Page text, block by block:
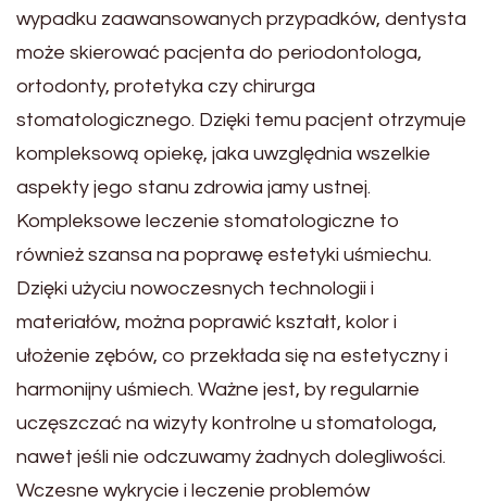
wypadku zaawansowanych przypadków, dentysta
może skierować pacjenta do periodontologa,
ortodonty, protetyka czy chirurga
stomatologicznego. Dzięki temu pacjent otrzymuje
kompleksową opiekę, jaka uwzględnia wszelkie
aspekty jego stanu zdrowia jamy ustnej.
Kompleksowe leczenie stomatologiczne to
również szansa na poprawę estetyki uśmiechu.
Dzięki użyciu nowoczesnych technologii i
materiałów, można poprawić kształt, kolor i
ułożenie zębów, co przekłada się na estetyczny i
harmonijny uśmiech. Ważne jest, by regularnie
uczęszczać na wizyty kontrolne u stomatologa,
nawet jeśli nie odczuwamy żadnych dolegliwości.
Wczesne wykrycie i leczenie problemów